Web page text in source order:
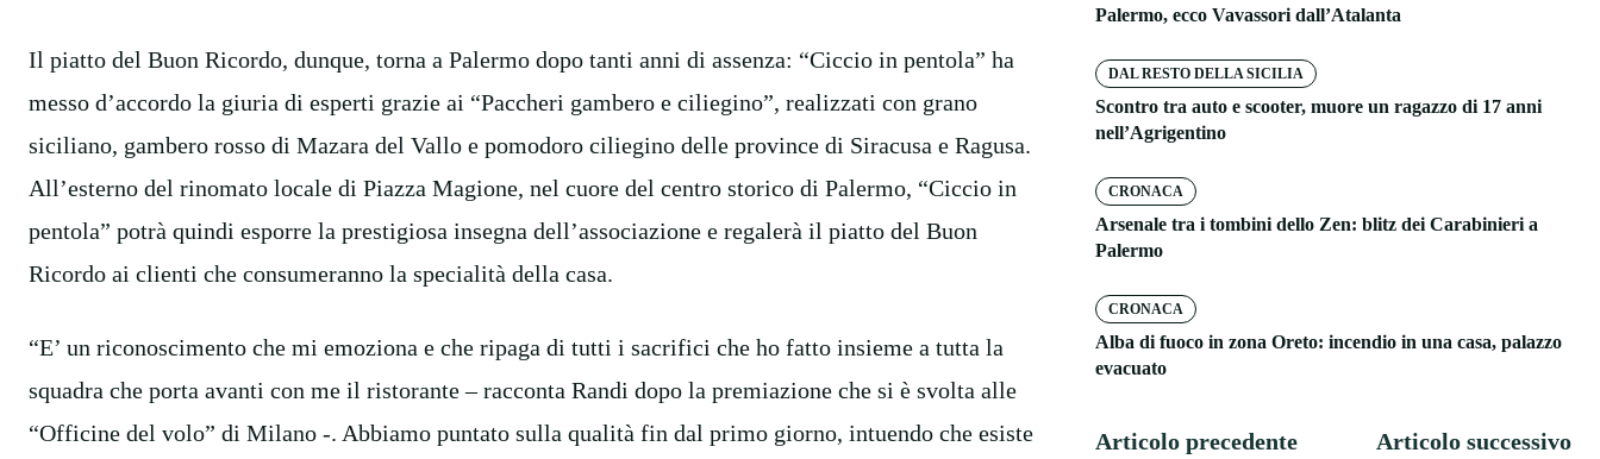
Il piatto del Buon Ricordo, dunque, torna a Palermo dopo tanti anni di assenza: “Ciccio in pentola” ha
messo d’accordo la giuria di esperti grazie ai “Paccheri gambero e ciliegino”, realizzati con grano
siciliano, gambero rosso di Mazara del Vallo e pomodoro ciliegino delle province di Siracusa e Ragusa.
All’esterno del rinomato locale di Piazza Magione, nel cuore del centro storico di Palermo, “Ciccio in
pentola” potrà quindi esporre la prestigiosa insegna dell’associazione e regalerà il piatto del Buon
Ricordo ai clienti che consumeranno la specialità della casa.
“E’ un riconoscimento che mi emoziona e che ripaga di tutti i sacrifici che ho fatto insieme a tutta la
squadra che porta avanti con me il ristorante – racconta Randi dopo la premiazione che si è svolta alle
“Officine del volo” di Milano -. Abbiamo puntato sulla qualità fin dal primo giorno, intuendo che esiste
Palermo, ecco Vavassori dall’Atalanta
DAL RESTO DELLA SICILIA
Scontro tra auto e scooter, muore un ragazzo di 17 anni
nell’Agrigentino
CRONACA
Arsenale tra i tombini dello Zen: blitz dei Carabinieri a
Palermo
CRONACA
Alba di fuoco in zona Oreto: incendio in una casa, palazzo
evacuato
Articolo precedente Articolo successivo